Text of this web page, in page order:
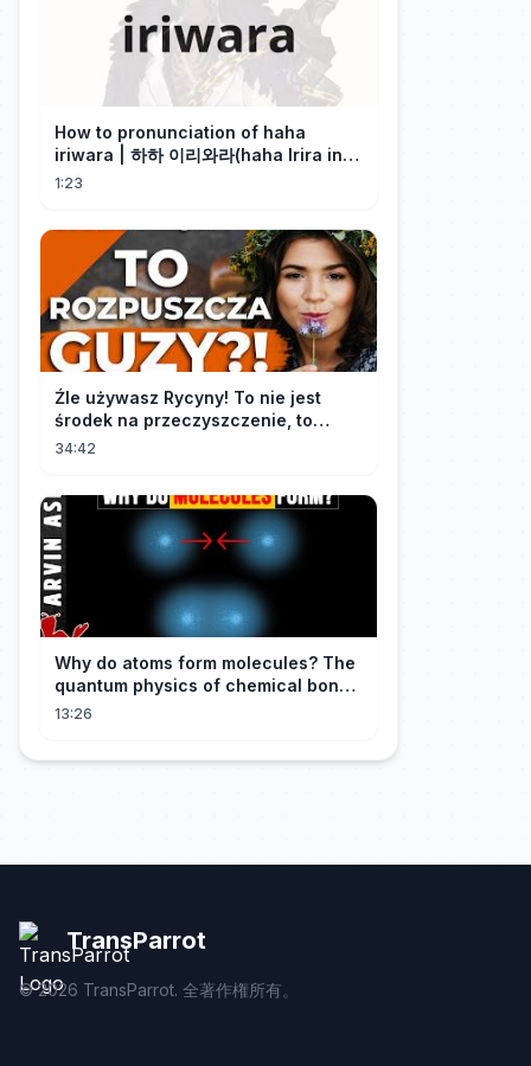
How to pronunciation of haha
iriwara | 하하 이리와라(haha Irira in
Korean)
1:23
Źle używasz Rycyny! To nie jest
środek na przeczyszczenie, to
potężny "rozpuszczalnik".
34:42
Why do atoms form molecules? The
quantum physics of chemical bonds
explained
13:26
TransParrot
©2026 TransParrot. 全著作権所有。